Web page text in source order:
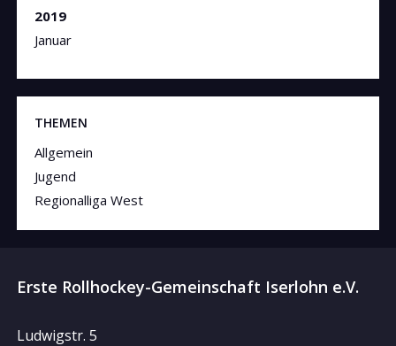
2019
Januar
THEMEN
Allgemein
Jugend
Regionalliga West
Erste Rollhockey-Gemeinschaft Iserlohn e.V.
Ludwigstr. 5